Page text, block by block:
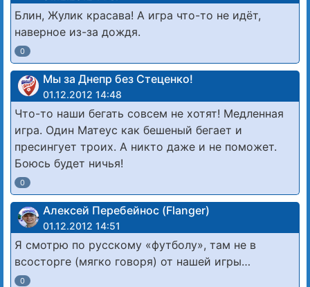
Блин, Жулик красава! А игра что-то не идёт,
наверное из-за дождя.
0
Мы за Днепр без Стеценко!
01.12.2012 14:48
Что-то наши бегать совсем не хотят! Медленная
игра. Один Матеус как бешеный бегает и
пресингует троих. А никто даже и не поможет.
Боюсь будет ничья!
0
Алексей Перебейнос (Flanger)
01.12.2012 14:51
Я смотрю по русскому «футболу», там не в
всосторге (мягко говоря) от нашей игры…
0